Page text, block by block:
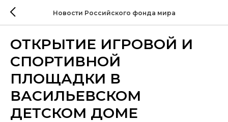
Новости Российского фонда мира
ОТКРЫТИЕ ИГРОВОЙ И
СПОРТИВНОЙ
ПЛОЩАДКИ В
ВАСИЛЬЕВСКОМ
ДЕТСКОМ ДОМЕ